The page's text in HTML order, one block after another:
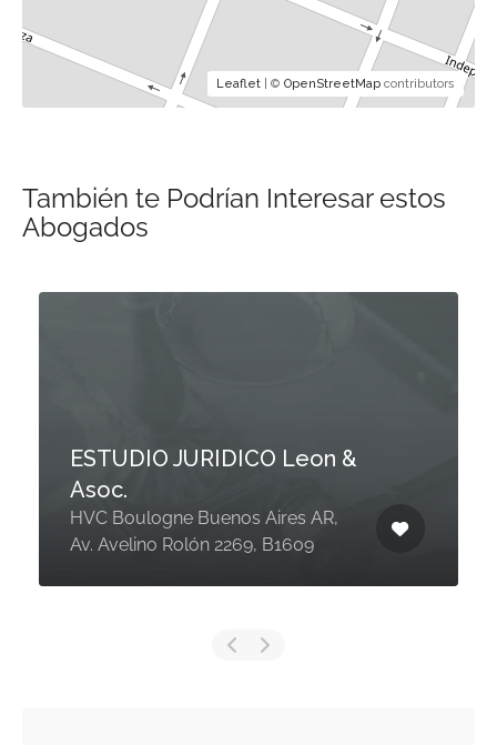
Leaflet | © OpenStreetMap contributors
También te Podrían Interesar estos
Abogados
ESTUDIO JURIDICO Leon &
Asoc.
HVC Boulogne Buenos Aires AR,
Av. Avelino Rolón 2269, B1609